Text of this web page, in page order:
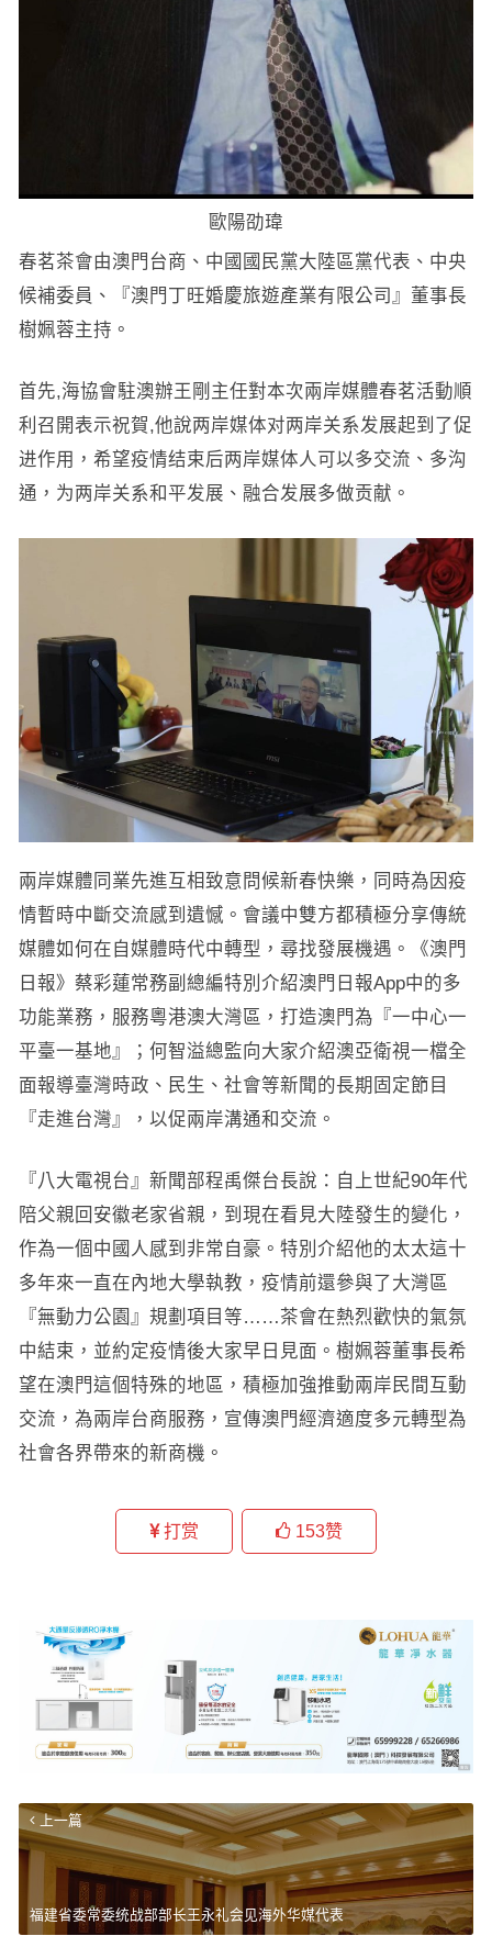
歐陽劭瑋
春茗茶會由澳門台商、中國國民黨大陸區黨代表、中央
候補委員、『澳門丁旺婚慶旅遊產業有限公司』董事長
樹姵蓉主持。
首先,海協會駐澳辦王剛主任對本次兩岸媒體春茗活動順
利召開表示祝賀,他說两岸媒体对两岸关系发展起到了促
进作用，希望疫情结束后两岸媒体人可以多交流、多沟
通，为两岸关系和平发展、融合发展多做贡献。
兩岸媒體同業先進互相致意問候新春快樂，同時為因疫
情暫時中斷交流感到遺憾。會議中雙方都積極分享傳統
媒體如何在自媒體時代中轉型，尋找發展機遇。《澳門
日報》蔡彩蓮常務副總編特別介紹澳門日報App中的多
功能業務，服務粵港澳大灣區，打造澳門為『一中心一
平臺一基地』；何智溢總監向大家介紹澳亞衛視一檔全
面報導臺灣時政、民生、社會等新聞的長期固定節目
『走進台灣』，以促兩岸溝通和交流。
『八大電視台』新聞部程禹傑台長說：自上世紀90年代
陪父親回安徽老家省親，到現在看見大陸發生的變化，
作為一個中國人感到非常自豪。特別介紹他的太太這十
多年來一直在內地大學執教，疫情前還參與了大灣區
『無動力公園』規劃項目等……茶會在熱烈歡快的氣氛
中結束，並約定疫情後大家早日見面。樹姵蓉董事長希
望在澳門這個特殊的地區，積極加強推動兩岸民間互動
交流，為兩岸台商服務，宣傳澳門經濟適度多元轉型為
社會各界帶來的新商機。
打赏 153赞
上一篇
福建省委常委统战部部长王永礼会见海外华媒代表